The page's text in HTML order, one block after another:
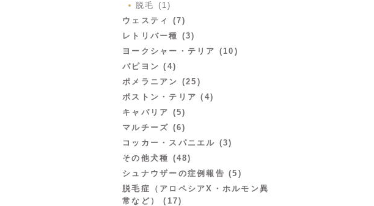
脱毛 (1)
ウェスティ (7)
レトリバー種 (3)
ヨークシャー・テリア (10)
パピヨン (4)
ポメラニアン (25)
ボストン・テリア (4)
キャバリア (5)
マルチーズ (6)
コッカー・スパニエル (3)
その他犬種 (48)
シュナウザーの症例報告 (5)
脱毛症（アロペシアX・ホルモン異
常など） (17)